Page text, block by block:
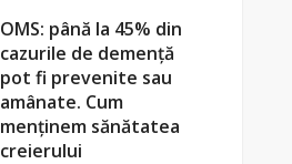
OMS: până la 45% din
cazurile de demență
pot fi prevenite sau
amânate. Cum
menținem sănătatea
creierului